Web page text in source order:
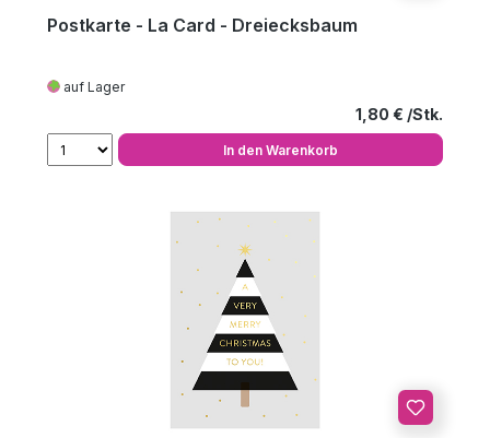
Postkarte - La Card - Dreiecksbaum
auf Lager
Regulärer
1,80 €
In den Warenkorb